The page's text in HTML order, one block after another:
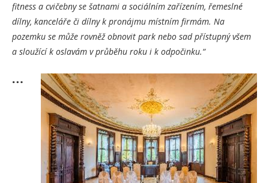
fitness a cvičebny se šatnami a sociálním zařízením, řemeslné
dílny, kanceláře či dílny k pronájmu místním firmám. Na
pozemku se může rovněž obnovit park nebo sad přístupný všem
a sloužící k oslavám v průběhu roku i k odpočinku.“
…